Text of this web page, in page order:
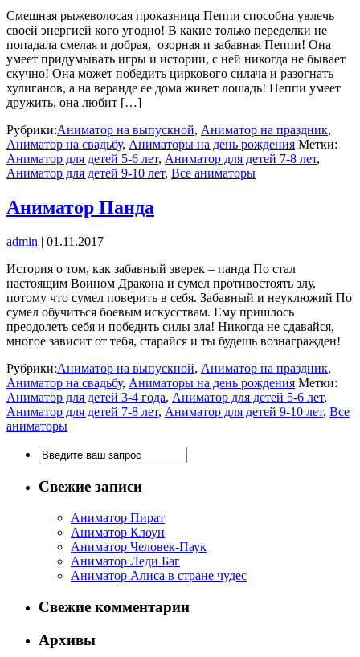
Смешная рыжеволосая проказница Пеппи способна увлечь
своей энергией кого угодно! В какие только переделки не
попадала смелая и добрая, озорная и забавная Пеппи! Она
умеет придумывать игры и истории, с ней никогда не бывает
скучно! Она может победить циркового силача и разогнать
хулиганов, а на веранде ее дома живет лошадь! Пеппи умеет
дружить, она любит […]
Рубрики:Аниматор на выпускной, Аниматор на праздник,
Аниматор на свадьбу, Аниматоры на день рождения Метки:
Аниматор для детей 5-6 лет, Аниматор для детей 7-8 лет,
Аниматор для детей 9-10 лет, Все аниматоры
Аниматор Панда
admin | 01.11.2017
История о том, как забавный зверек – панда По стал
настоящим Воином Дракона и сумел противостоять злу,
потому что сумел поверить в себя. Забавный и неуклюжий По
сумел обучиться боевым искусствам. Ему пришлось
преодолеть себя и победить силы зла! Никогда не сдавайся,
многое зависит от тебя, старайся и ты будешь вознагражден!
Рубрики:Аниматор на выпускной, Аниматор на праздник,
Аниматор на свадьбу, Аниматоры на день рождения Метки:
Аниматор для детей 3-4 года, Аниматор для детей 5-6 лет,
Аниматор для детей 7-8 лет, Аниматор для детей 9-10 лет, Все
аниматоры
Свежие записи
Аниматор Пират
Аниматор Клоун
Аниматор Человек-Паук
Аниматор Леди Баг
Аниматор Алиса в стране чудес
Свежие комментарии
Архивы